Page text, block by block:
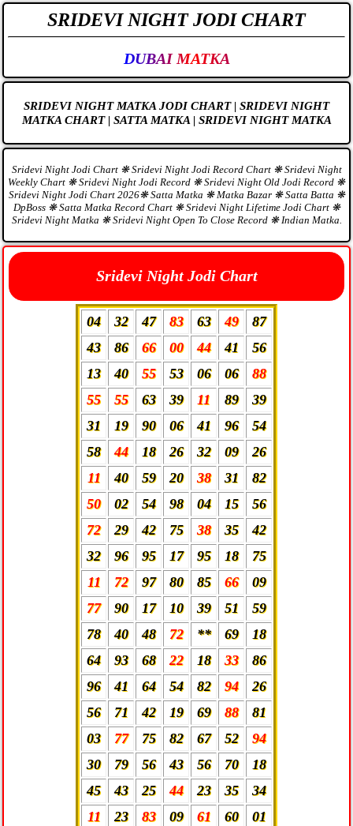
SRIDEVI NIGHT JODI CHART
DUBAI MATKA
SRIDEVI NIGHT MATKA JODI CHART | SRIDEVI NIGHT
MATKA CHART | SATTA MATKA | SRIDEVI NIGHT MATKA
Sridevi Night Jodi Chart ❋ Sridevi Night Jodi Record Chart ❋ Sridevi Night
Weekly Chart ❋ Sridevi Night Jodi Record ❋ Sridevi Night Old Jodi Record ❋
Sridevi Night Jodi Chart 2026❋ Satta Matka ❋ Matka Bazar ❋ Satta Batta ❋
DpBoss ❋ Satta Matka Record Chart ❋ Sridevi Night Lifetime Jodi Chart ❋
Sridevi Night Matka ❋ Sridevi Night Open To Close Record ❋ Indian Matka.
Sridevi Night Jodi Chart
04 32 47 83 63 49
87
43
86 66 00 44 41
56
13
40 55 53 06 06
88
55
55 63 39 11 89
39
31
19 90 06 41 96
54
58
44 18 26 32 09
26
11
40 59 20 38 31
82
50
02 54 98 04 15
56
72
29 42 75 38 35
42
32
96 95 17 95 18
75
11
72 97 80 85 66
09
77
90 17 10 39 51
59
78
40 48 72 ** 69
18
64
93 68 22 18 33
86
96
41 64 54 82 94
26
56
71 42 19 69 88
81
03
77 75 82 67 52
94
30
79 56 43 56 70
18
45
43 25 44 23 35
34
11
23 83 09 61 60
01